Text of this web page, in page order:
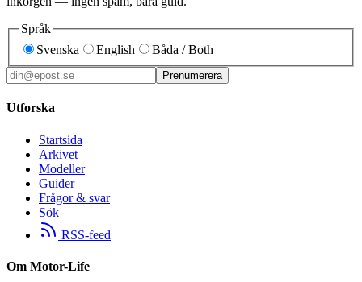
Språk
Svenska
English Båda / Both
Prenumerera
Utforska
Startsida
Arkivet
Modeller
Guider
Frågor & svar
Sök
RSS-feed
Om Motor-Life